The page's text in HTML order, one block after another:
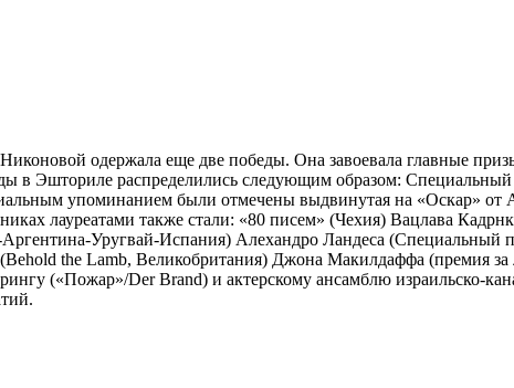
одержала еще две победы. Она завоевала главные
в Эшториле распределились следующим образом:
упоминанием были отмечены выдвинутая на «Оскар»
лауреатами также стали: «80 писем» (Чехия) Вацлава
Уругвай-Испания) Алехандро Ландеса
the Lamb, Великобритания) Джона Макилдаффа (премия за
(«Пожар»/Der Brand) и актерскому ансамблю израильско-